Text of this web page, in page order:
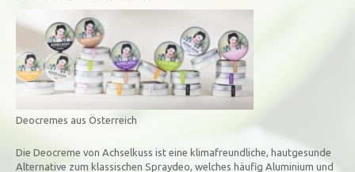
Deocremes aus Österreich
Die Deocreme von Achselkuss ist eine klimafreundliche, hautgesunde
Alternative zum klassischen Spraydeo, welches häufig Aluminium und